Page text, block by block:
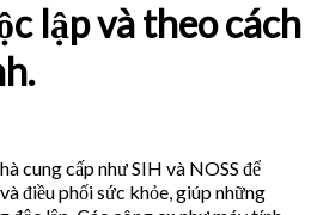
lập và theo cách
cung cấp như SIH và NOSS để
điều phối sức khỏe, giúp những